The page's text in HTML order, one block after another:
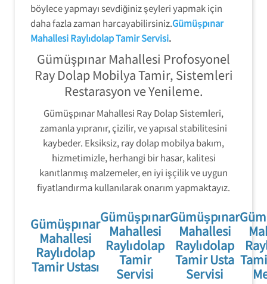
böylece yapmayı sevdiğiniz şeyleri yapmak için
daha fazla zaman harcayabilirsiniz.Gümüşpınar
Mahallesi Raylıdolap Tamir Servisi.
Gümüşpınar Mahallesi Profosyonel
Ray Dolap Mobilya Tamir, Sistemleri
Restarasyon ve Yenileme.
Gümüşpınar Mahallesi Ray Dolap Sistemleri,
zamanla yıpranır, çizilir, ve yapısal stabilitesini
kaybeder. Eksiksiz, ray dolap mobilya bakım,
hizmetimizle, herhangi bir hasar, kalitesi
kanıtlanmış malzemeler, en iyi işçilik ve uygun
fiyatlandırma kullanılarak onarım yapmaktayız.
Gümüşpınar
Mahallesi
Raylıdolap
Tamir Ustası
Gümüşpınar
Mahallesi
Raylıdolap
Tamir
Servisi
Gümüşpınar
Mahallesi
Raylıdolap
Tamir Usta
Servisi